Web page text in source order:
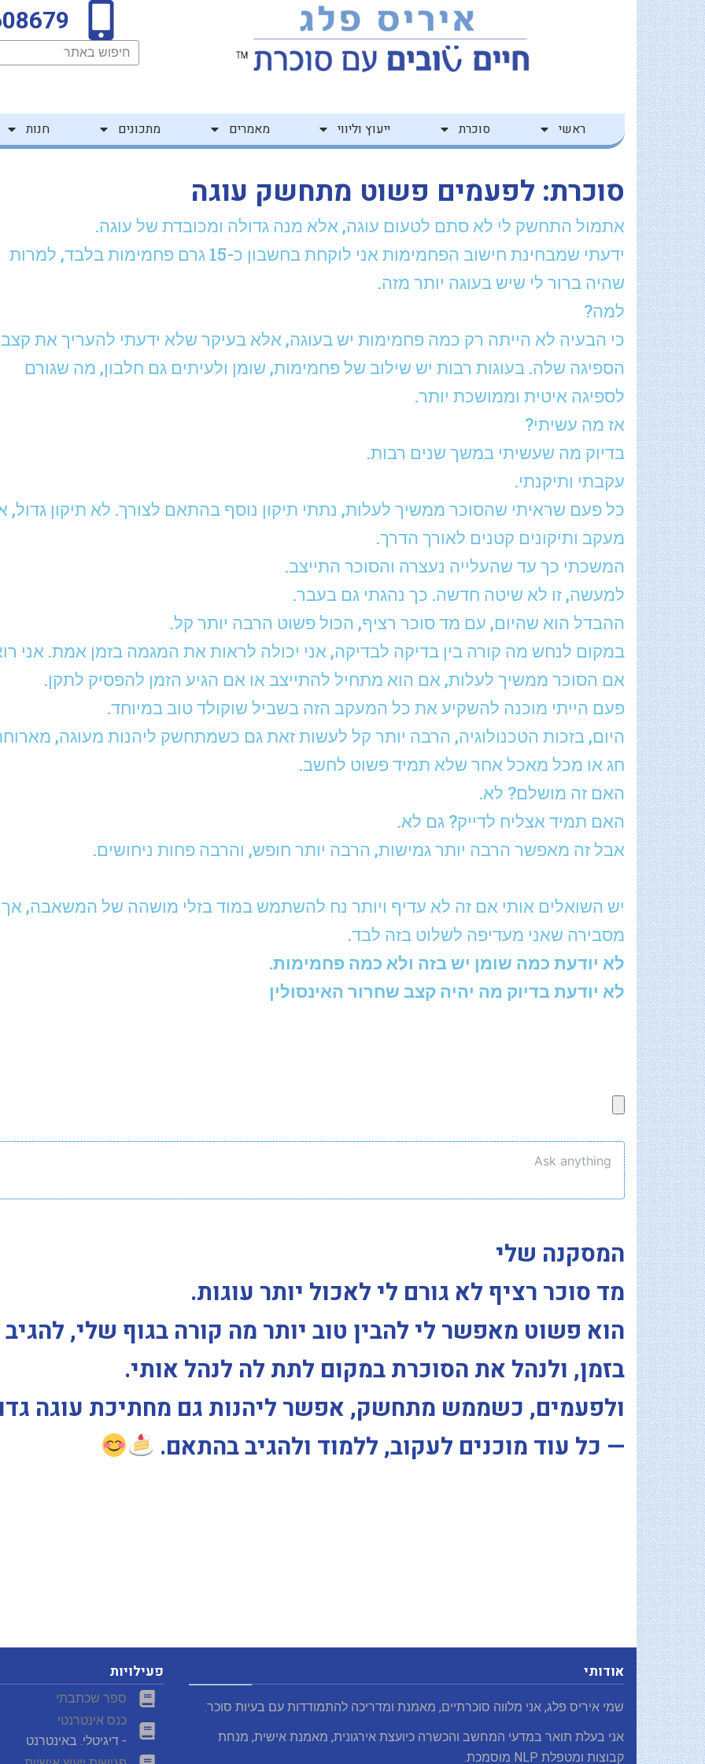
לתוכן
דילוג
לתוכן
חיפוש
ראשי סוכרת ייעוץ וליווי מאמרים מתכונים חנות
סוכרת: לפעמים פשוט מתחשק עוגה
אתמול התחשק לי לא סתם לטעום עוגה, אלא מנה גדולה ומכובדת של עוגה.
ידעתי שמבחינת חישוב הפחמימות אני לוקחת בחשבון כ-15 גרם פחמימות בלבד, למרות
שהיה ברור לי שיש בעוגה יותר מזה.
למה?
כי הבעיה לא הייתה רק כמה פחמימות יש בעוגה, אלא בעיקר שלא ידעתי להעריך את קצב
הספיגה שלה. בעוגות רבות יש שילוב של פחמימות, שומן ולעיתים גם חלבון, מה שגורם
לספיגה איטית וממושכת יותר.
אז מה עשיתי?
בדיוק מה שעשיתי במשך שנים רבות.
עקבתי ותיקנתי.
כל פעם שראיתי שהסוכר ממשיך לעלות, נתתי תיקון נוסף בהתאם לצורך. לא תיקון גדול,
מעקב ותיקונים קטנים לאורך הדרך.
המשכתי כך עד שהעלייה נעצרה והסוכר התייצב.
למעשה, זו לא שיטה חדשה. כך נהגתי גם בעבר.
ההבדל הוא שהיום, עם מד סוכר רציף, הכול פשוט הרבה יותר קל.
במקום לנחש מה קורה בין בדיקה לבדיקה, אני יכולה לראות את המגמה בזמן אמת. אני
אם הסוכר ממשיך לעלות, אם הוא מתחיל להתייצב או אם הגיע הזמן להפסיק לתקן.
פעם הייתי מוכנה להשקיע את כל המעקב הזה בשביל שוקולד טוב במיוחד.
היום, בזכות הטכנולוגיה, הרבה יותר קל לעשות זאת גם כשמתחשק ליהנות מעוגה,
חג או מכל מאכל אחר שלא תמיד פשוט לחשב.
האם זה מושלם? לא.
האם תמיד אצליח לדייק? גם לא.
אבל זה מאפשר הרבה יותר גמישות, הרבה יותר חופש, והרבה פחות ניחושים.
יש השואלים אותי אם זה לא עדיף ויותר נח להשתמש במוד בזלי מושהה של המשאבה, אך
מסבירה שאני מעדיפה לשלוט בזה לבד.
לא יודעת כמה שומן יש בזה ולא כמה פחמימות.
לא יודעת בדיוק מה יהיה קצב שחרור האינסולין
המסקנה שלי
מד סוכר רציף לא גורם לי לאכול יותר עוגות.
הוא פשוט מאפשר לי להבין טוב יותר מה קורה בגוף שלי, להגיב
בזמן, ולנהל את הסוכרת במקום לתת לה לנהל אותי.
ולפעמים, כשממש מתחשק, אפשר ליהנות גם מחתיכת עוגה
— כל עוד מוכנים לעקוב, ללמוד ולהגיב בהתאם.
אודותי
שמי איריס פלג, אני מלווה סוכרתיים, מאמנת ומדריכה להתמודדות עם בעיות סוכר.
אני בעלת תואר במדעי המחשב והכשרה כיועצת אירגונית, מאמנת אישית, מנחת
קבוצות ומטפלת NLP מוסמכת.
פעילויות
ספר שכתבתי
כנס אינטרנטי
- דיגיטלי. באינטרנט